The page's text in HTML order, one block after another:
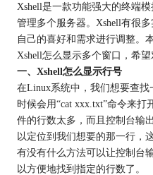
Xshell是一款功能强大的终端
管理多个服务器。Xshell有很
自己的喜好和需求进行调整。
Xshell怎么显示多个窗口，希望
一、Xshell怎么显示行号
在Linux系统中，我们想要查
时候会用“cat xxx.txt”命令来
件的行数太多，而且控制台输
以定位到我们想要的那一行，
有没有什么方法可以让控制台
以方便地找到指定的行数了。